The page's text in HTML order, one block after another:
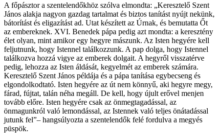
A főpásztor a szentelendőkhöz szólva elmondta: „Keresztelő Szent
János alakja nagyon gazdag tartalmat és biztos tanítást nyújt nekünk,
bátorítást és eligazítást ad. Utat készített az Úrnak, és bemutatta Őt
az embereknek. XVI. Benedek pápa pedig azt mondta: a keresztény
élet olyan, mint amikor egy hegyre mászunk. Az Isten hegyére kell
feljutnunk, hogy Istennel találkozzunk. A pap dolga, hogy Istennel
találkozva hozzá vigye az emberek dolgait. A hegyről visszatérve
pedig, lehozza az Isten áldását, kegyelmét az emberek számára.
Keresztelő Szent János példája és a pápa tanítása egybecseng és
elgondolkodtató. Isten hegyére az út nem könnyű, aki hegyre megy,
fárad, fújtat, talán néha megáll. De kell, hogy újult erővel menjen
tovább előre. Isten hegyére csak az önmegtagadással, az
önmagunkról való lemondással, az Istennek való teljes önátadással
jutunk fel”– hangsúlyozta a szentelendők felé fordulva a megyés
püspök.